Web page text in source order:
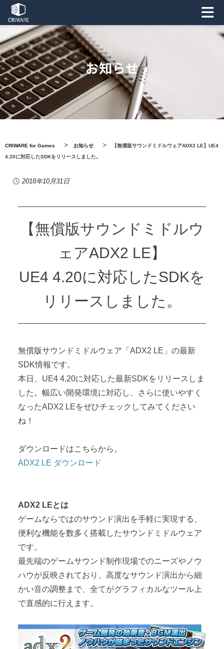
お知らせ
CRIWARE for Games > お知らせ > 【無償版サウンドミドルウェアADX2 LE】 UE4
4.20に対応したSDKをリリースしました。
2018年10月31日
【無償版サウンドミドルウ
ェアADX2 LE】
UE4 4.20に対応したSDKを
リリースしました。
無償版サウンドミドルウェア「ADX2 LE」の最新
SDK情報です。
本日、UE4 4.20に対応した最新SDKをリリースしま
した。幅広い開発環境に対応し、さらに使いやすく
なったADX2 LEをぜひチェックしてみてください
ね！
ダウンロードはこちらから。
ADX2 LE ダウンロード
ADX2 LEとは
ゲームならではのサウンド演出を手軽に実現する、
便利な機能を数多く搭載したサウンドミドルウェア
です。
最先端のゲームサウンド制作現場でのニーズやノウ
ハウが反映されており、高度なサウンド演出から細
かい音の調整まで、全てがグラフィカルなツール上
で直感的に行えます。